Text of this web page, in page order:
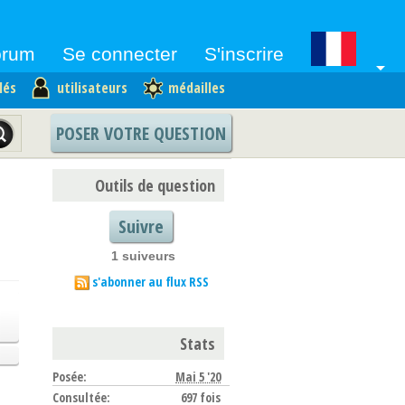
Se connecter S'inscrire
arrow_drop_down
utilisateurs médailles
POSER VOTRE QUESTION
Outils de question
Suivre
1 suiveurs
s'abonner au flux RSS
Stats
Posée:
Mai 5 '20
Consultée:
697 fois